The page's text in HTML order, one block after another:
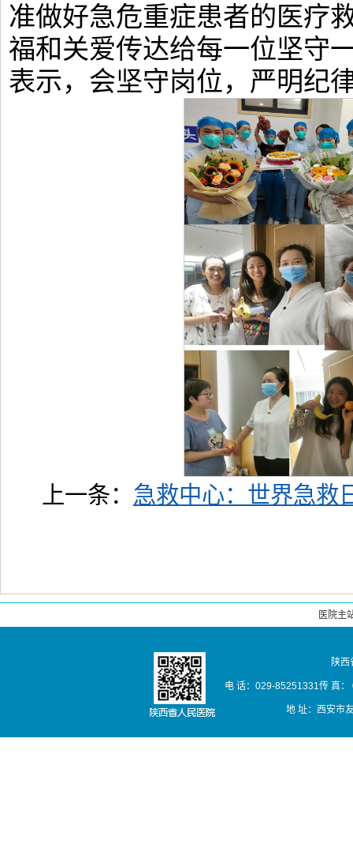
准做好急危重症患者的医疗
福和关爱传达给每一位坚守
表示，会坚守岗位，严明纪
上一条： 急救中心：世界急救
医院主
陕
电 话：029-85251331传 真
地 址：西安市